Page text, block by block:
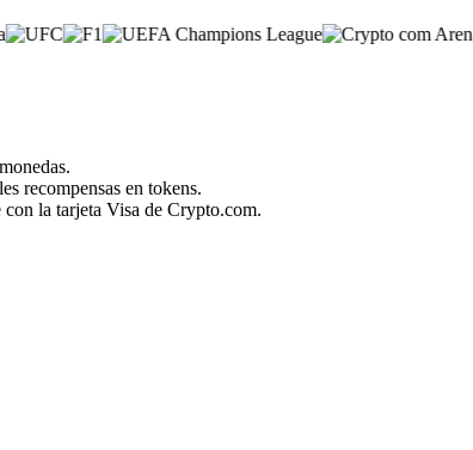
recompensas en tokens.
la tarjeta Visa de Crypto.com.